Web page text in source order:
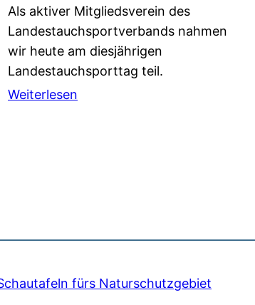
Als aktiver Mitgliedsverein des
Landestauchsportverbands nahmen
wir heute am diesjährigen
Landestauchsporttag teil.
Weiterlesen